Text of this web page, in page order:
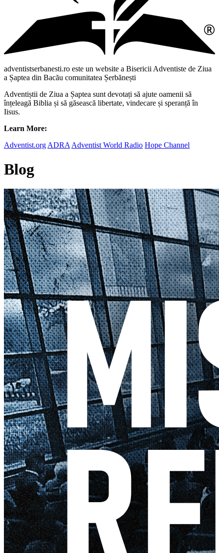
adventistserbanesti.ro este un website a Bisericii Adventiste de Ziua
a Șaptea din Bacău comunitatea Șerbănești
Adventiștii de Ziua a Șaptea sunt devotați să ajute oamenii să
înțeleagă Biblia și să găsească libertate, vindecare și speranță în
Iisus.
Learn More:
Adventist.org ADRA Adventist World Radio Hope Channel
Blog